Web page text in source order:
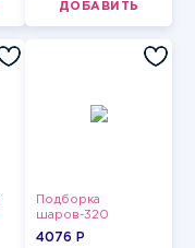
ДОБАВИТЬ
Подборка
шаров-320
4076 P